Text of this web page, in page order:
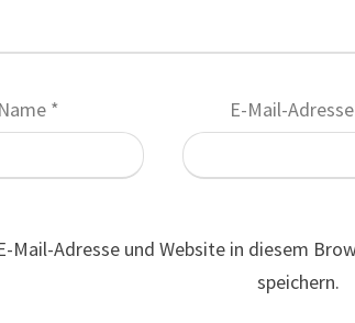
Name * E-Mail-Adresse
Mail-Adresse und Website in diesem
speichern.